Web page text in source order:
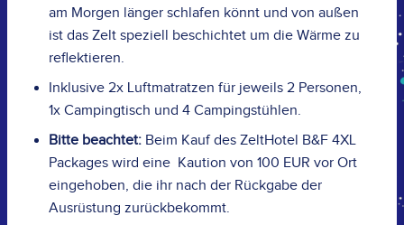
am Morgen länger schlafen könnt und von außen
ist das Zelt speziell beschichtet um die Wärme zu
reflektieren.
Inklusive 2x Luftmatratzen für jeweils 2 Personen,
1x Campingtisch und 4 Campingstühlen.
Bitte beachtet:Beim Kauf des ZeltHotel B&F 4XL
Packages wird eine Kaution von 100 EUR vor Ort
eingehoben, die ihr nach der Rückgabe der
Ausrüstung zurückbekommt.